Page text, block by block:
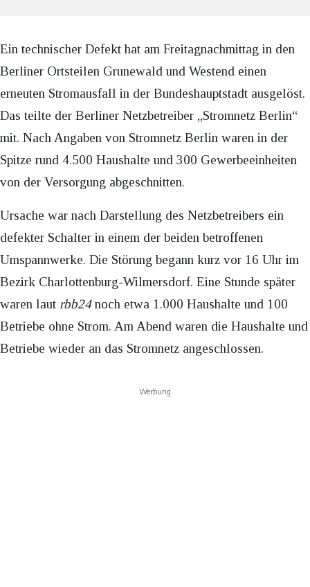
Ein technischer Defekt hat am Freitagnachmittag in den
Berliner Ortsteilen Grunewald und Westend einen
erneuten Stromausfall in der Bundeshauptstadt ausgelöst.
Das teilte der Berliner Netzbetreiber „Stromnetz Berlin“
mit. Nach Angaben von Stromnetz Berlin waren in der
Spitze rund 4.500 Haushalte und 300 Gewerbeeinheiten
von der Versorgung abgeschnitten.
Ursache war nach Darstellung des Netzbetreibers ein
defekter Schalter in einem der beiden betroffenen
Umspannwerke. Die Störung begann kurz vor 16 Uhr im
Bezirk Charlottenburg-Wilmersdorf. Eine Stunde später
waren laut rbb24noch etwa 1.000 Haushalte und 100
Betriebe ohne Strom. Am Abend waren die Haushalte und
Betriebe wieder an das Stromnetz angeschlossen.
Werbung